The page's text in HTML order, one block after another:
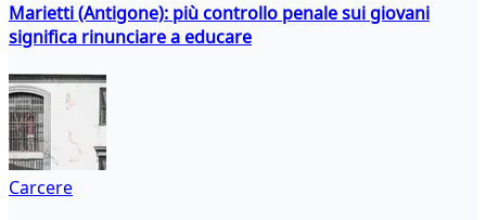
Marietti (Antigone): più controllo penale sui giovani
significa rinunciare a educare
Carcere